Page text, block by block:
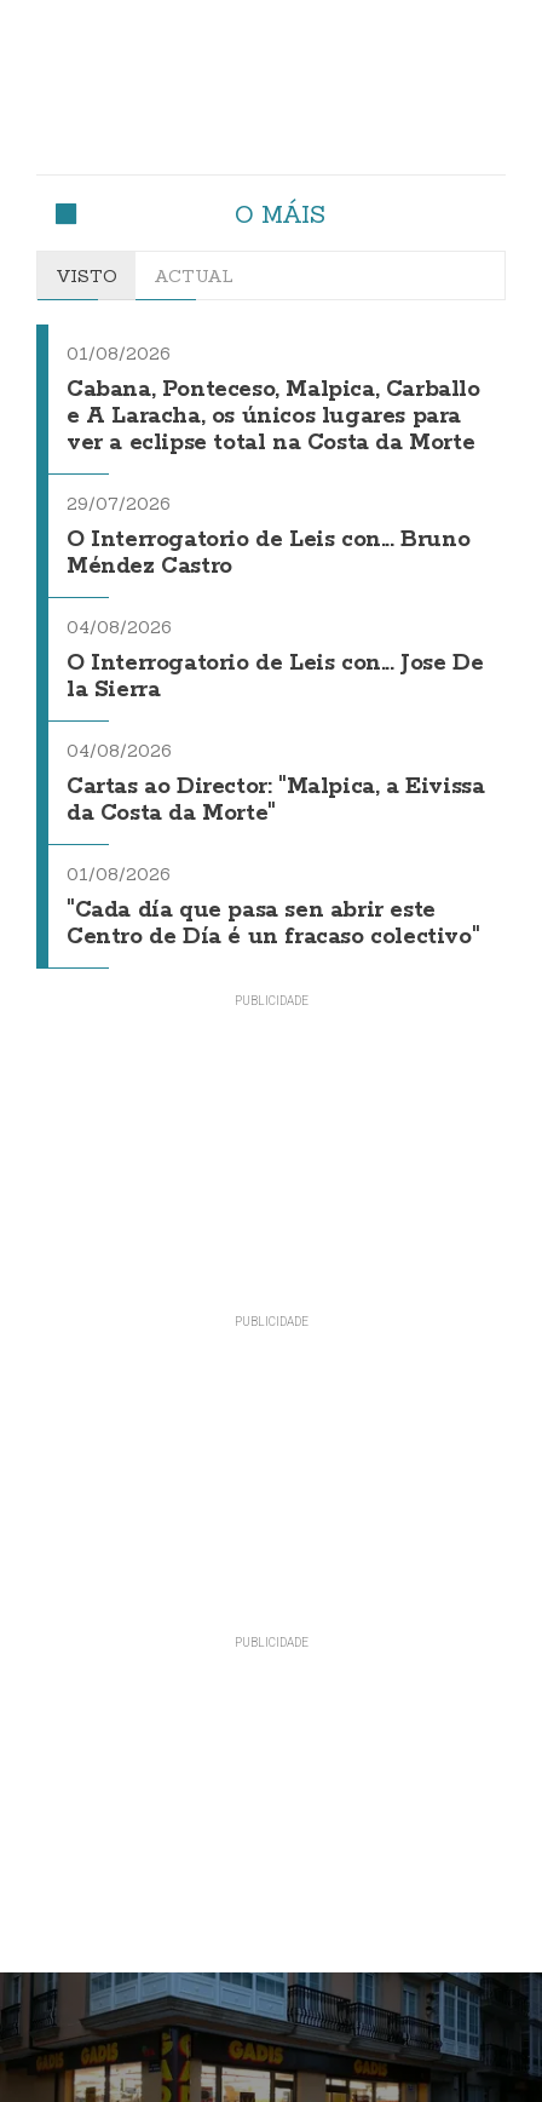
O MÁIS
VISTO ACTUAL
01/08/2026
Cabana, Ponteceso, Malpica, Carballo
e A Laracha, os únicos lugares para
ver a eclipse total na Costa da Morte
29/07/2026
O Interrogatorio de Leis con... Bruno
Méndez Castro
04/08/2026
O Interrogatorio de Leis con... Jose De
la Sierra
04/08/2026
Cartas ao Director: "Malpica, a Eivissa
da Costa da Morte"
01/08/2026
"Cada día que pasa sen abrir este
Centro de Día é un fracaso colectivo"